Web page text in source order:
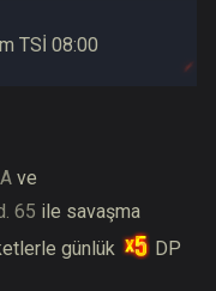
TSİ 08:00
ve
65 ile savaşma
günlük
DP